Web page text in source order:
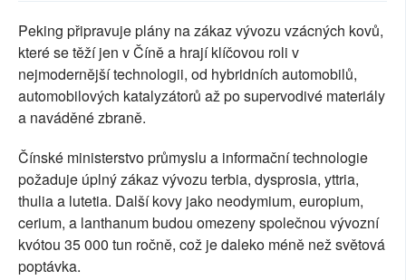
Peking připravuje plány na zákaz vývozu vzácných kovů,
které se těží jen v Číně a hrají klíčovou roli v
nejmodernější technologii, od hybridních automobilů,
automobilových katalyzátorů až po supervodivé materiály
a naváděné zbraně.
Čínské ministerstvo průmyslu a informační technologie
požaduje úplný zákaz vývozu terbia, dysprosia, yttria,
thulia a lutetia. Další kovy jako neodymium, europium,
cerium, a lanthanum budou omezeny společnou vývozní
kvótou 35 000 tun ročně, což je daleko méně než světová
poptávka.